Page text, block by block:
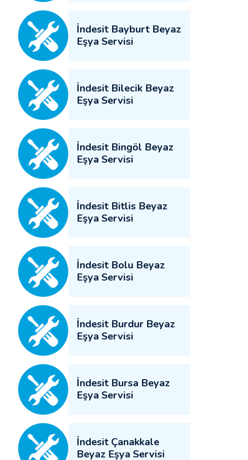
İndesit Bayburt Beyaz
Eşya Servisi
İndesit Bilecik Beyaz
Eşya Servisi
İndesit Bingöl Beyaz
Eşya Servisi
İndesit Bitlis Beyaz
Eşya Servisi
İndesit Bolu Beyaz
Eşya Servisi
İndesit Burdur Beyaz
Eşya Servisi
İndesit Bursa Beyaz
Eşya Servisi
İndesit Çanakkale
Beyaz Eşya Servisi